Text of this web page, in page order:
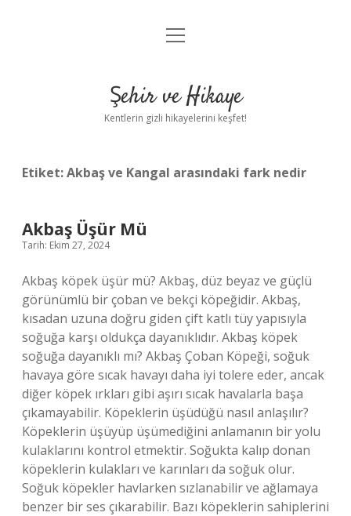
Anasayfa
Yasal Uyarı
menüyü
Şehir ve Hikaye
Kentlerin gizli hikayelerini keşfet!
Etiket:Akbaş ve Kangal arasındaki fark nedir
Akbaş Üşür Mü
Tarih: Ekim 27, 2024
Akbaş köpek üşür mü? Akbaş, düz beyaz ve güçlü
görünümlü bir çoban ve bekçi köpeğidir. Akbaş,
kısadan uzuna doğru giden çift katlı tüy yapısıyla
soğuğa karşı oldukça dayanıklıdır. Akbaş köpek
soğuğa dayanıklı mı? Akbaş Çoban Köpeği, soğuk
havaya göre sıcak havayı daha iyi tolere eder, ancak
diğer köpek ırkları gibi aşırı sıcak havalarla başa
çıkamayabilir. Köpeklerin üşüdüğü nasıl anlaşılır?
Köpeklerin üşüyüp üşümediğini anlamanın bir yolu
kulaklarını kontrol etmektir. Soğukta kalıp donan
köpeklerin kulakları ve karınları da soğuk olur.
Soğuk köpekler havlarken sızlanabilir ve ağlamaya
benzer bir ses çıkarabilir. Bazı köpeklerin sahiplerini